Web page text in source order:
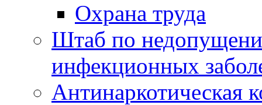
Охрана труда
Штаб по
инфекционных
Антинаркотическая